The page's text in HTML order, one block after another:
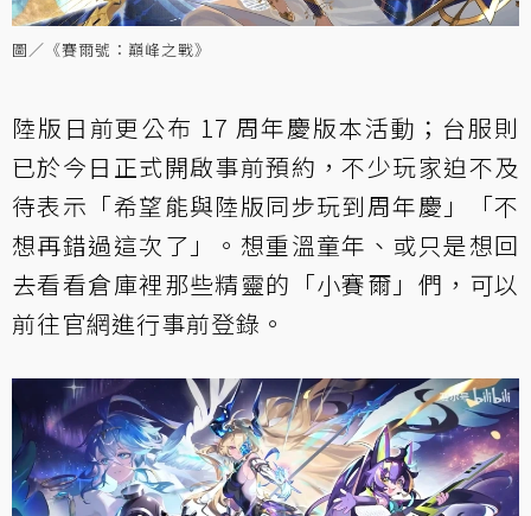
圖／《賽爾號：巔峰之戰》
陸版日前更公布 17 周年慶版本活動；台服則
已於今日正式開啟事前預約，不少玩家迫不及
待表示「希望能與陸版同步玩到周年慶」「不
想再錯過這次了」。想重溫童年、或只是想回
去看看倉庫裡那些精靈的「小賽爾」們，可以
前往官網進行事前登錄。